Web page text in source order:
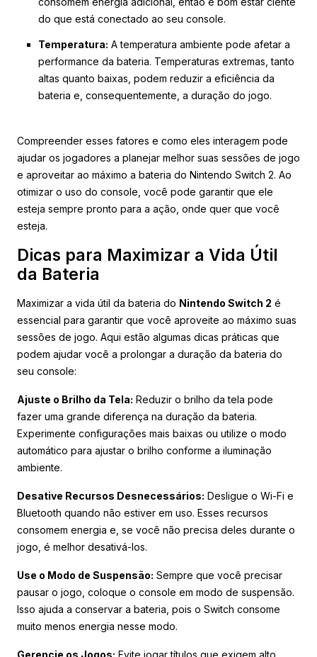
do que está conectado ao seu console.
Temperatura: A temperatura ambiente pode afetar a
performance da bateria. Temperaturas extremas, tanto
altas quanto baixas, podem reduzir a eficiência da
bateria e, consequentemente, a duração do jogo.
Compreender esses fatores e como eles interagem pode
ajudar os jogadores a planejar melhor suas sessões de jogo
e aproveitar ao máximo a bateria do Nintendo Switch 2. Ao
otimizar o uso do console, você pode garantir que ele
esteja sempre pronto para a ação, onde quer que você
esteja.
Dicas para Maximizar a Vida Útil
da Bateria
Maximizar a vida útil da bateria do Nintendo Switch 2 é
essencial para garantir que você aproveite ao máximo suas
sessões de jogo. Aqui estão algumas dicas práticas que
podem ajudar você a prolongar a duração da bateria do
seu console:
Ajuste o Brilho da Tela: Reduzir o brilho da tela pode
fazer uma grande diferença na duração da bateria.
Experimente configurações mais baixas ou utilize o modo
automático para ajustar o brilho conforme a iluminação
ambiente.
Desative Recursos Desnecessários: Desligue o Wi-Fi e
Bluetooth quando não estiver em uso. Esses recursos
consomem energia e, se você não precisa deles durante o
jogo, é melhor desativá-los.
Use o Modo de Suspensão: Sempre que você precisar
pausar o jogo, coloque o console em modo de suspensão.
Isso ajuda a conservar a bateria, pois o Switch consome
muito menos energia nesse modo.
Gerencie os Jogos: Evite jogar títulos que exigem alto